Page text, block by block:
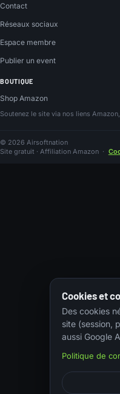
Contact
Réseaux sociaux
Espace membre
Publier un event
BOUTIQUE
Shop Amazon
Soutenez le site via nos liens
© 2026 Airsoftnation
Site gratuit · Affiliation Amazon ·
Cookies et
Des cookies
site (session,
aussi Google
Politique de